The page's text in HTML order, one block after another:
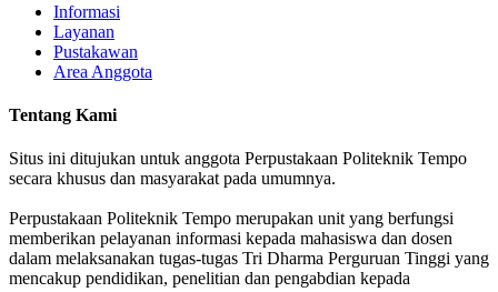
Informasi
Layanan
Pustakawan
Area Anggota
Tentang Kami
Situs ini ditujukan untuk anggota Perpustakaan Politeknik Tempo
secara khusus dan masyarakat pada umumnya.
Perpustakaan Politeknik Tempo merupakan unit yang berfungsi
memberikan pelayanan informasi kepada mahasiswa dan dosen
dalam melaksanakan tugas-tugas Tri Dharma Perguruan Tinggi yang
mencakup pendidikan, penelitian dan pengabdian kepada